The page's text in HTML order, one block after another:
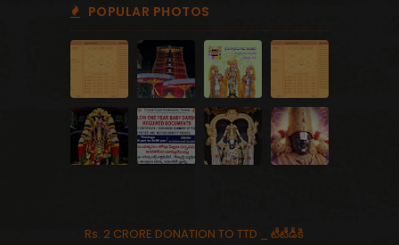
POPULAR PHOTOS
Rs. 2 CRORE DONATION TO TTD _ టీటీడీకి